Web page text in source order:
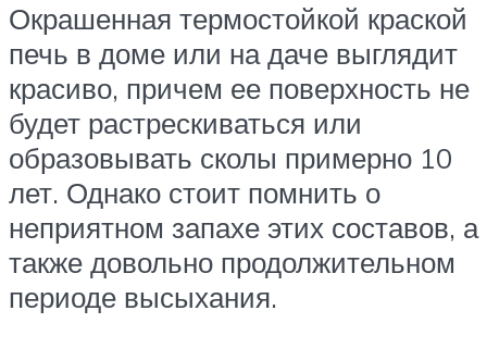
Окрашенная термостойкой краской
печь в доме или на даче выглядит
красиво, причем ее поверхность не
будет растрескиваться или
образовывать сколы примерно 10
лет. Однако стоит помнить о
неприятном запахе этих составов, а
также довольно продолжительном
периоде высыхания.